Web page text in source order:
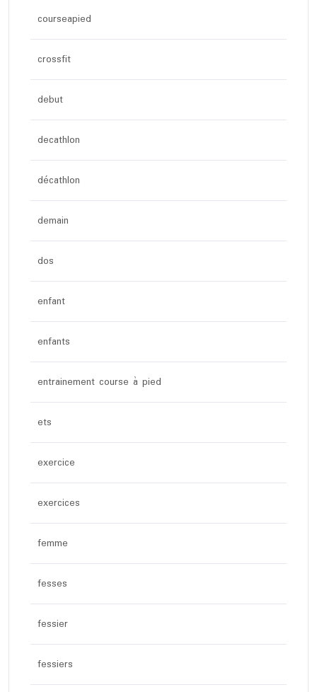
courseapied
crossfit
debut
decathlon
décathlon
demain
dos
enfant
enfants
entrainement course à pied
ets
exercice
exercices
femme
fesses
fessier
fessiers